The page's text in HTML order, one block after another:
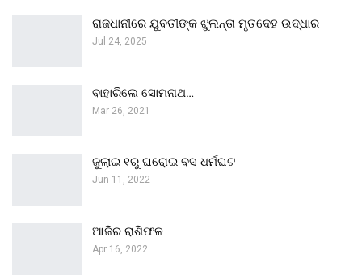
ରାଜଧାନୀରେ ଯୁବତୀଙ୍କ ଝୁଲନ୍ତା ମୃତଦେହ ଉଦ୍ଧାର
Jul 24, 2025
ବାହାରିଲେ ସୋମନାଥ…
Mar 26, 2021
ଜୁଲାଇ ୧ରୁ ଘରୋଇ ବସ ଧର୍ମଘଟ
Jun 11, 2022
ଆଜିର ରାଶିଫଳ
Apr 16, 2022